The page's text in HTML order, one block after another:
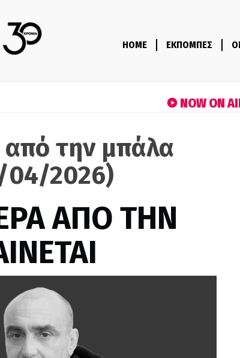
HOME ΕΚΠΟΜΠΕΣ
NOW ON
την μπάλα
04/2026)
ΑΠΟ ΤΗΝ